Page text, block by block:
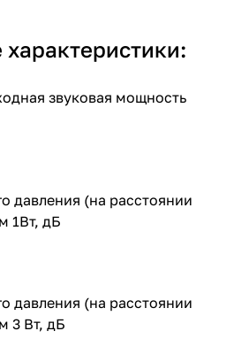
характеристики:
звуковая мощность
давления (на расстоянии
1Вт, дБ
давления (на расстоянии
3 Вт, дБ